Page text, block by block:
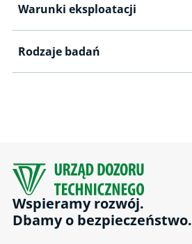
Warunki eksploatacji
Rodzaje badań
Wspieramy rozwój.
Dbamy o bezpieczeństwo.